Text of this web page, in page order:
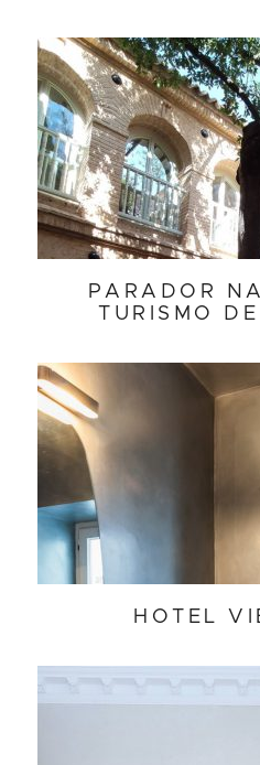
PARADOR
TURISMO
HOTEL